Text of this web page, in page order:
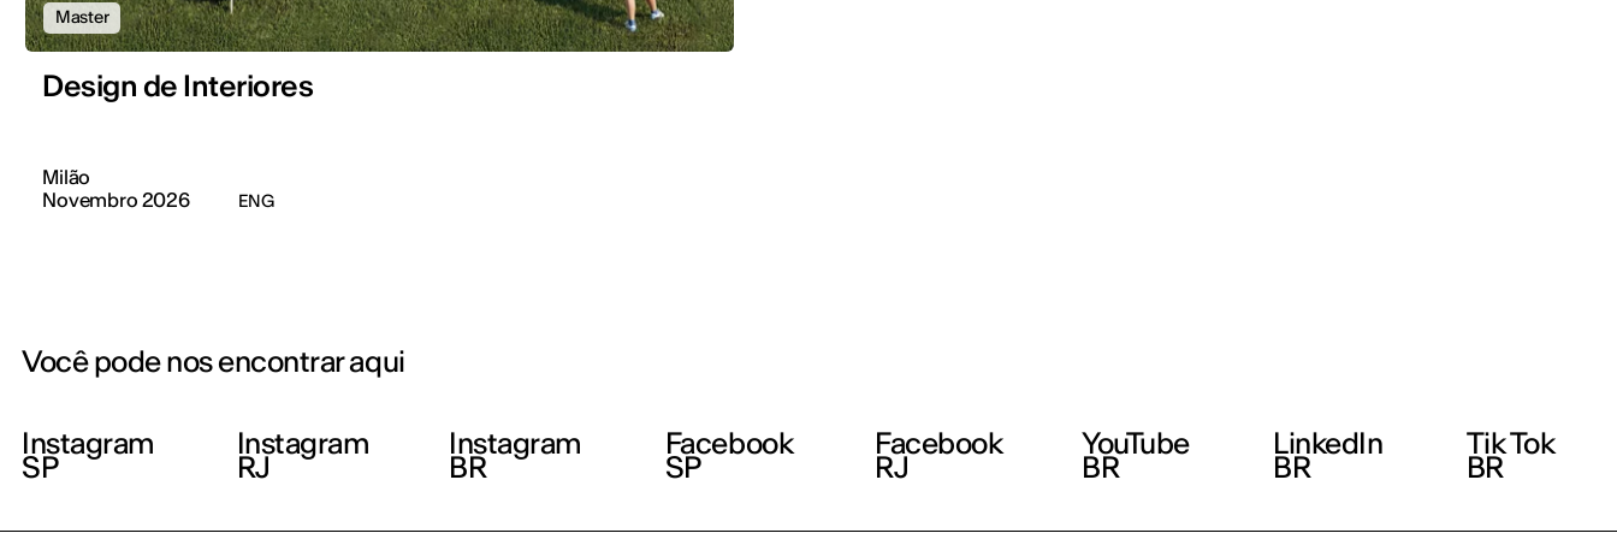
Master
Design de Interiores
Milão
Novembro 2026
ENG
Você pode nos encontrar aqui
Instagram
SP
Instagram
RJ
Instagram
BR
Facebook
SP
Facebook
RJ
YouTube
BR
LinkedIn
BR
Tik Tok
BR